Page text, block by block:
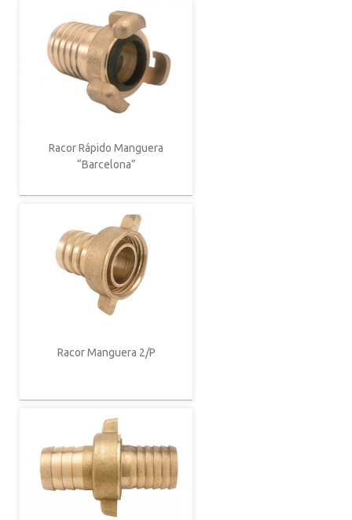
Racor Rápido Manguera
“Barcelona”
Racor Manguera 2/P